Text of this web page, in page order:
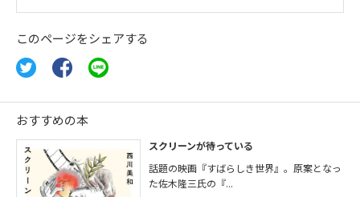
このページをシェアする
おすすめの本
スクリーンが待っている
話題の映画『すばらしき世界』。原案となっ
た佐木隆三氏の『...